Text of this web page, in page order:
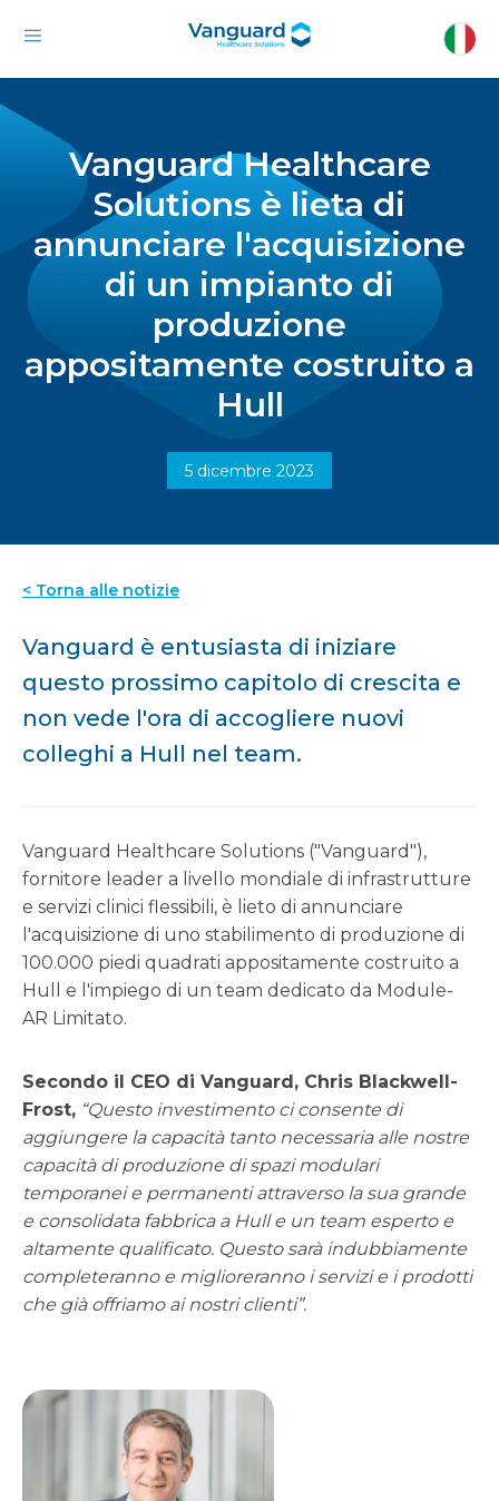
Vanguard Healthcare
Solutions è lieta di
annunciare l'acquisizione
di un impianto di
produzione
appositamente costruito a
Hull
5 dicembre 2023
< Torna alle notizie
Vanguard è entusiasta di iniziare
questo prossimo capitolo di crescita e
non vede l'ora di accogliere nuovi
colleghi a Hull nel team.
Vanguard Healthcare Solutions ("Vanguard"),
fornitore leader a livello mondiale di infrastrutture
e servizi clinici flessibili, è lieto di annunciare
l'acquisizione di uno stabilimento di produzione di
100.000 piedi quadrati appositamente costruito a
Hull e l'impiego di un team dedicato da Module-
AR Limitato.
Secondo il CEO di Vanguard, Chris Blackwell-
Frost, “Questo investimento ci consente di
aggiungere la capacità tanto necessaria alle nostre
capacità di produzione di spazi modulari
temporanei e permanenti attraverso la sua grande
e consolidata fabbrica a Hull e un team esperto e
altamente qualificato. Questo sarà indubbiamente
completeranno e miglioreranno i servizi e i prodotti
che già offriamo ai nostri clienti”.